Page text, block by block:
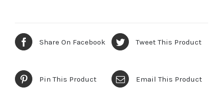
Share On Facebook Tweet This Product
Pin This Product Email This Product